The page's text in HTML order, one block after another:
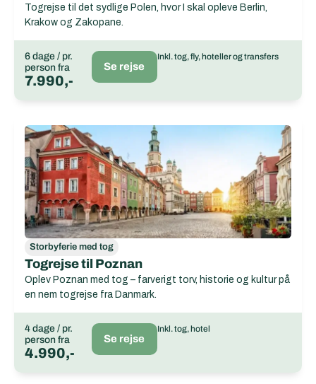
Togrejse til det sydlige Polen, hvor I skal opleve Berlin,
Krakow og Zakopane.
6 dage / pr.
person fra
7.990,-
Se rejse
Inkl. tog, fly, hoteller og transfers
Storbyferie med tog
Togrejse til Poznan
Oplev Poznan med tog – farverigt torv, historie og kultur på
en nem togrejse fra Danmark.
4 dage / pr.
person fra
4.990,-
Se rejse
Inkl. tog, hotel